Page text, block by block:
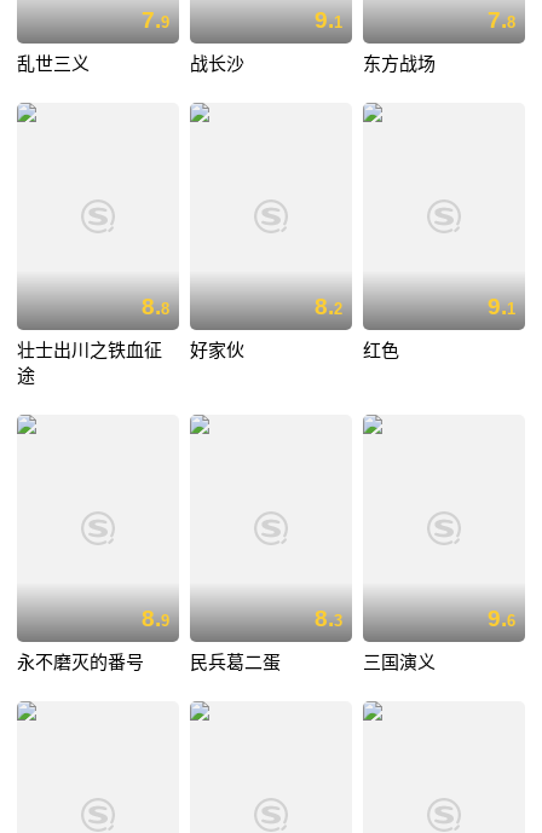
7.9
乱世三义
9.1
战长沙
7.8
东方战场
8.8
壮士出川之铁血征
途
8.2
好家伙
9.1
红色
8.9
永不磨灭的番号
8.3
民兵葛二蛋
9.6
三国演义